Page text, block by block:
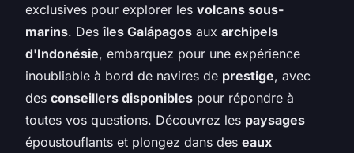
exclusives pour explorer les volcans sous-
marins. Desîles Galápagos aux archipels
d'Indonésie, embarquez pour une expérience
inoubliable à bord de navires de prestige, avec
des conseillers disponibles pour répondre à
toutes vos questions. Découvrez les paysages
époustouflants et plongez dans des eaux